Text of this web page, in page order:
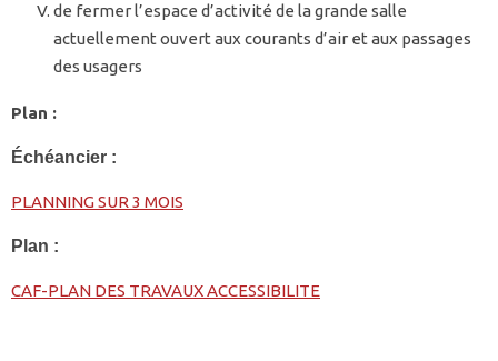
de fermer l’espace d’activité de la grande salle
actuellement ouvert aux courants d’air et aux passages
des usagers
Plan :
Échéancier :
PLANNING SUR 3 MOIS
Plan :
CAF-PLAN DES TRAVAUX ACCESSIBILITE